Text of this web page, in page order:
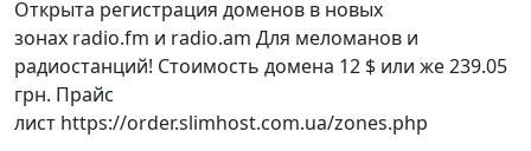
Открыта регистрация доменов в новых
зонах radio.fm и radio.am Для меломанов и
радиостанций! Стоимость домена 12 $ или же 239.05
грн. Прайс
лист https://order.slimhost.com.ua/zones.php